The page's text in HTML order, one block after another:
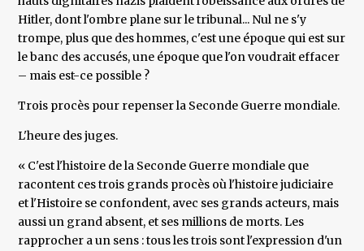
Hitler, dont l'ombre plane sur le tribunal... Nul ne s'y
trompe, plus que des hommes, c'est une époque qui est sur
le banc des accusés, une époque que l'on voudrait effacer
– mais est-ce possible ?
Trois procès pour repenser la Seconde Guerre mondiale.
L'heure des juges.
« C'est l'histoire de la Seconde Guerre mondiale que
racontent ces trois grands procès où l'histoire judiciaire
et l'Histoire se confondent, avec ses grands acteurs, mais
aussi un grand absent, et ses millions de morts. Les
rapprocher a un sens : tous les trois sont l'expression d'un